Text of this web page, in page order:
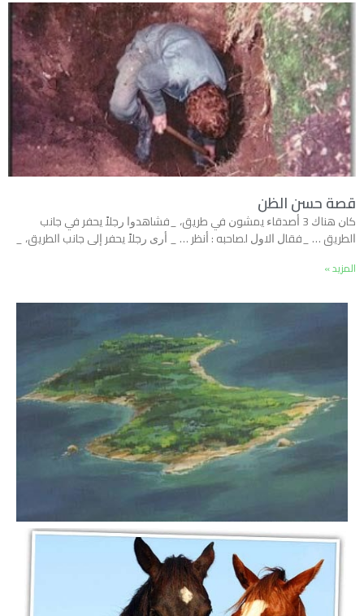
قصة حسن الظن
ﻛﺎﻥ ﻫﻨﺎﻙ 3 ﺃﺻﺪﻗﺎﺀ ﻳﻤﺸﻮﻥ ﻓﻲ ﻃﺮﻳﻖ، _ﻓﺸﺎﻫﺪﻭﺍ ﺭﺟﻼً ﻳﺤﻔﺮ ﻓﻲ ﺟﺎﻧﺐ
ﺍﻟﻄﺮﻳﻖ … _ﻓﻘﺎﻝ ﺍﻻﻭﻝ ﻟﺼﺎﺣﺒﻪ : ﺃﻧﻈﺮ … _ ﺃﺭﻯ ﺭﺟﻼً ﻳﺤﻔﺮ ﺇﻟﻰ ﺟﺎﻧﺐ ﺍﻟﻄﺮﻳﻖ، _
المزيد »